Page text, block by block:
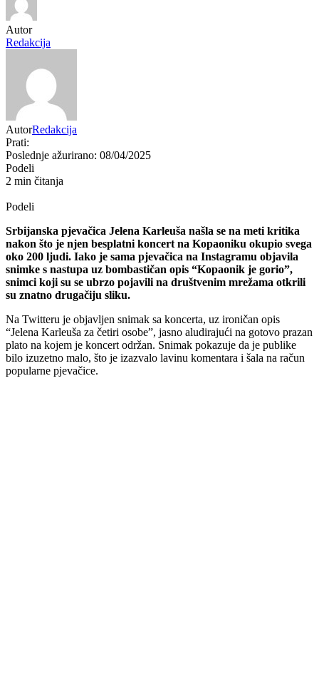
Autor
Redakcija
AutorRedakcija
Prati:
Poslednje ažurirano: 08/04/2025
Podeli
2 min čitanja
Podeli
Srbijanska pjevačica Jelena Karleuša našla se na meti kritika
nakon što je njen besplatni koncert na Kopaoniku okupio svega
oko 200 ljudi. Iako je sama pjevačica na Instagramu objavila
snimke s nastupa uz bombastičan opis “Kopaonik je gorio”,
snimci koji su se ubrzo pojavili na društvenim mrežama otkrili
su znatno drugačiju sliku.
Na Twitteru je objavljen snimak sa koncerta, uz ironičan opis
“Jelena Karleuša za četiri osobe”, jasno aludirajući na gotovo prazan
plato na kojem je koncert održan. Snimak pokazuje da je publike
bilo izuzetno malo, što je izazvalo lavinu komentara i šala na račun
popularne pjevačice.